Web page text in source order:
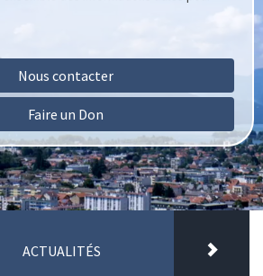
Nous contacter
Faire un Don
ACTUALITÉS